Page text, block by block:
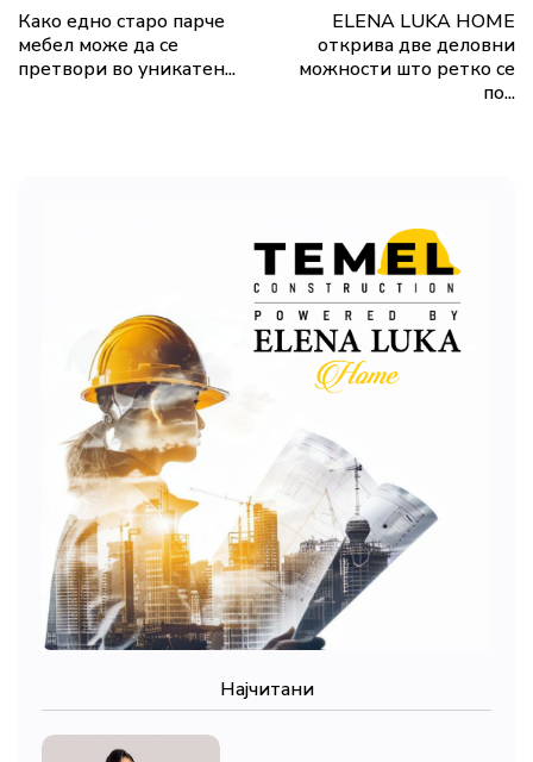
Како едно старо парче
мебел може да се
претвори во уникатен...
ELENA LUKA HOME
открива две деловни
можности што ретко се
по...
Најчитани